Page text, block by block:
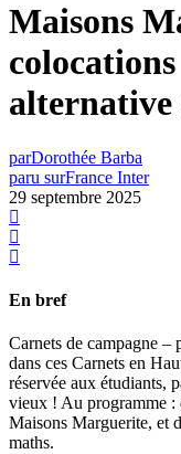
Maisons
alternative
parDorothée Barba
paru surFrance Inter
29 septembre 2025
En bref
Carnets de campagne –
dans ces Carnets en
réservée aux étudiants,
vieux ! Au programme :
Maisons Marguerite, et
maths.